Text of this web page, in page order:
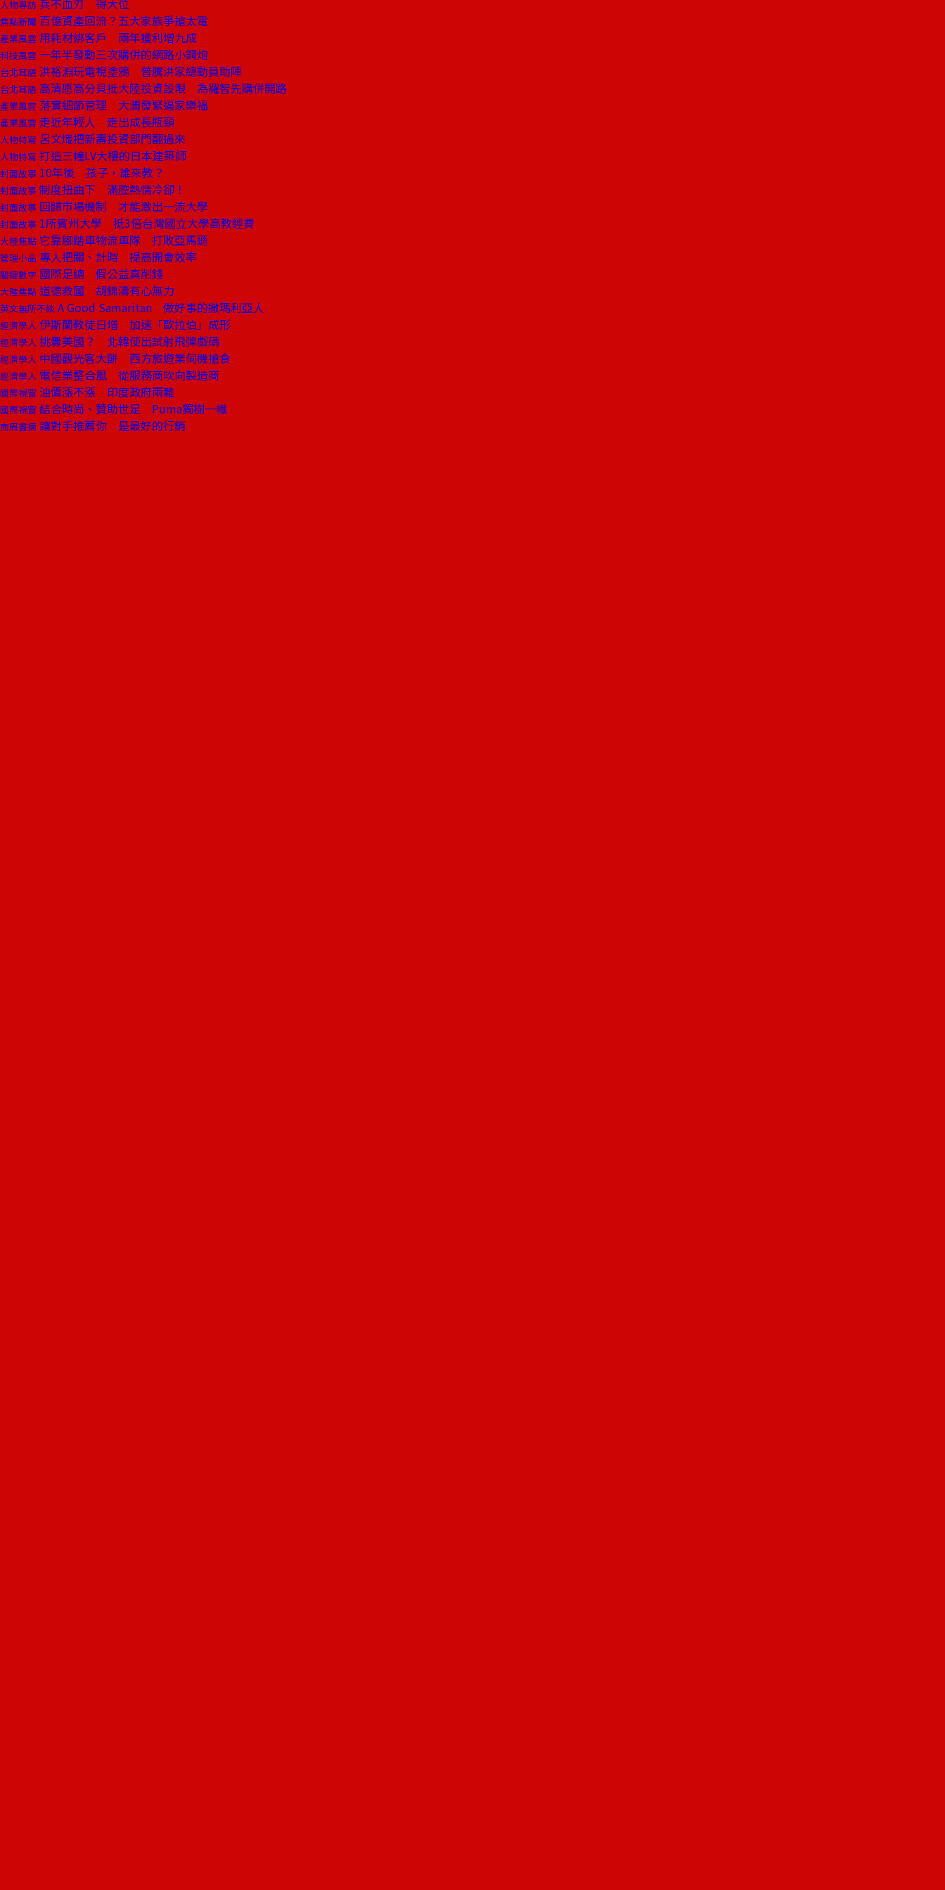
人物專訪 兵不血刃 得大位
焦點新聞 百億資產回流？五大家族爭搶太電
產業風雲 用耗材綁客戶 兩年獲利增九成
科技風雲 一年半發動三次購併的網路小鋼炮
台北耳語 洪裕淵玩電視塗鴉 普騰洪家總動員助陣
台北耳語 高清愿高分貝批大陸投資設限 為羅智先購併開路
產業風雲 落實細節管理 大潤發緊逼家樂福
產業風雲 走近年輕人 走出成長瓶頸
人物特寫 呂文熾把新壽投資部門翻過來
人物特寫 打造三幢LV大樓的日本建築師
封面故事 10年後 孩子，誰來教？
封面故事 制度扭曲下 滿腔熱情冷卻！
封面故事 回歸市場機制 才能激出一流大學
封面故事 1所賓州大學 抵3倍台灣國立大學高教經費
大陸焦點 它靠腳踏車物流車隊 打敗亞馬遜
管理小品 專人把關、計時 提高開會效率
關鍵數字 國際足總 假公益真削錢
大陸焦點 道德救國 胡錦濤有心無力
英文無所不談 A Good Samaritan 做好事的撒瑪利亞人
經濟學人 伊斯蘭教徒日增 加速「歐拉伯」成形
經濟學人 挑釁美國？ 北韓使出試射飛彈戲碼
經濟學人 中國觀光客大餅 西方旅遊業伺機搶食
經濟學人 電信業整合風 從服務商吹向製造商
國際視窗 油價漲不漲 印度政府兩難
國際視窗 結合時尚、贊助世足 Puma獨樹一幟
商周書摘 讓對手推薦你 是最好的行銷